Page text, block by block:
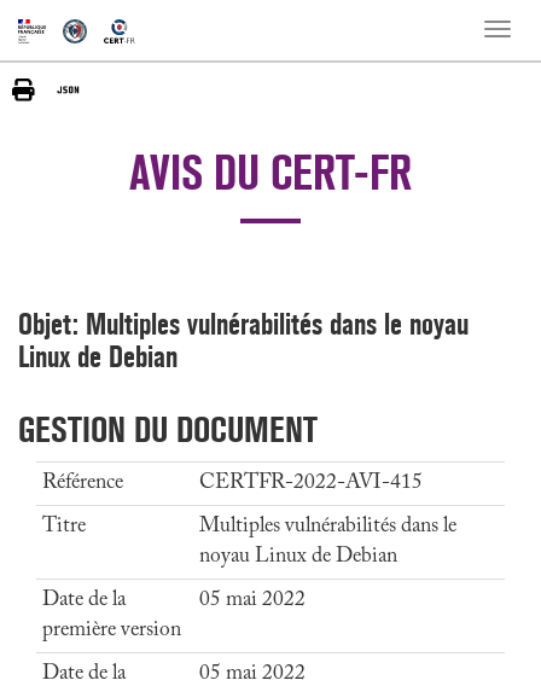
Toggle
AVIS DU CERT-FR
Objet: Multiples vulnérabilités dans le noyau
Linux de Debian
GESTION DU DOCUMENT
Référence
CERTFR-2022-AVI-415
Titre
Multiples vulnérabilités dans le
noyau Linux de Debian
Date de la
première version
05 mai 2022
Date de la
05 mai 2022